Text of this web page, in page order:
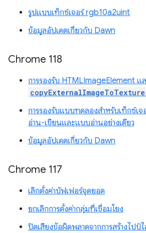
รูปแบบเท็กซ์เจอร์ rgb10a2uint
ข้อมูลอัปเดตเกี่ยวกับ Dawn
Chrome 118
การรองรับ HTMLImageElement
การรองรับแบบทดลองสำหรับเท็กซ์เ
อ่าน-เขียนและแบบอ่านอย่างเดียว
ข้อมูลอัปเดตเกี่ยวกับ Dawn
Chrome 117
เลิกตั้งค่าบัฟเฟอร์จุดยอด
ยกเลิกการตั้งค่ากลุ่มที่เชื่อมโยง
ปิดเสียงข้อผิดพลาดจากการสร้างไป